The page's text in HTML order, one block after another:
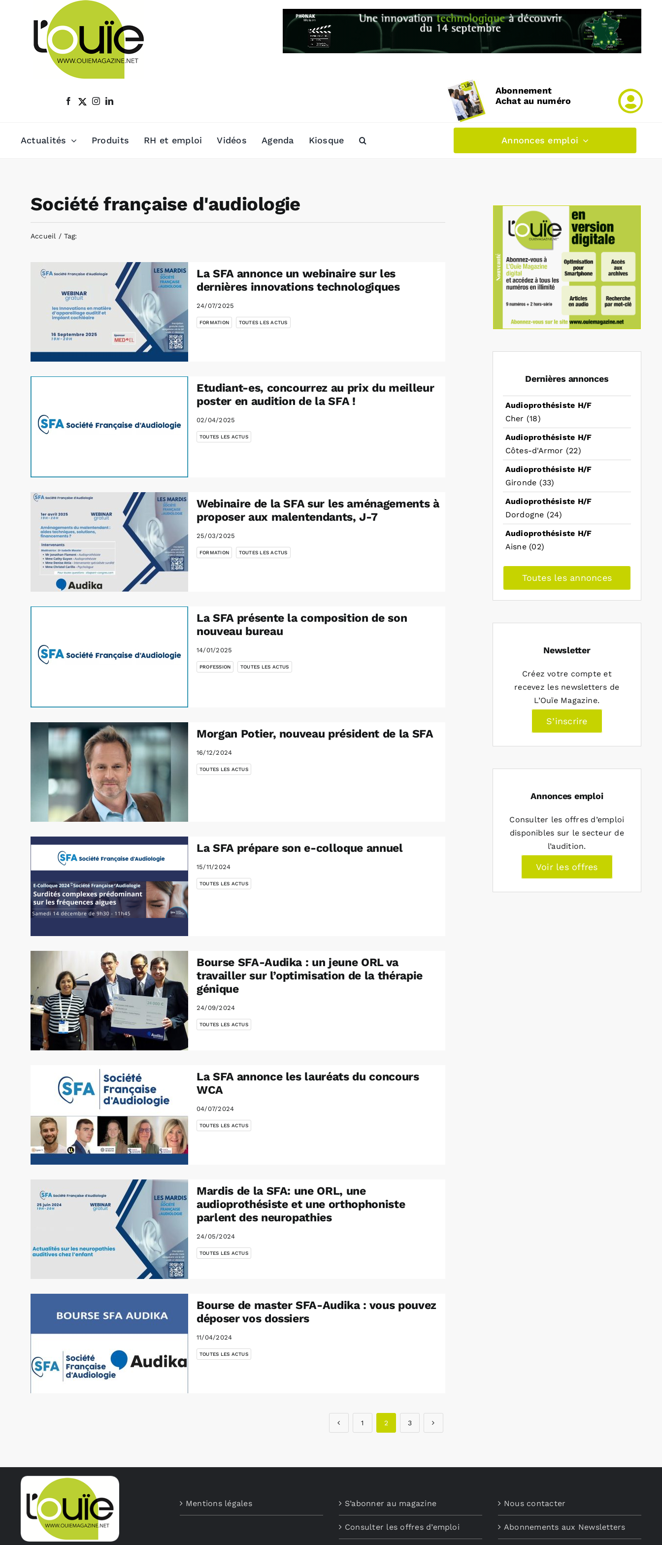
Abonnement
Achat au numéro
Actualités Produits RH et emploi Vidéos Agenda Kiosque Annonces emploi
Société française d'audiologie
Accueil Tag:
La SFA annonce un webinaire sur les
dernières innovations technologiques
24/07/2025
FORMATION
,
TOUTES LES ACTUS
Etudiant-es, concourrez au prix du meilleur
poster en audition de la SFA !
02/04/2025
TOUTES LES ACTUS
Webinaire de la SFA sur les aménagements à
proposer aux malentendants, J-7
25/03/2025
FORMATION
,
TOUTES LES ACTUS
La SFA présente la composition de son
nouveau bureau
14/01/2025
PROFESSION TOUTES LES ACTUS
Morgan Potier, nouveau président de la SFA
16/12/2024
TOUTES LES ACTUS
La SFA prépare son e-colloque annuel
15/11/2024
TOUTES LES ACTUS
Bourse SFA-Audika : un jeune ORL va
travailler sur l’optimisation de la thérapie
génique
24/09/2024
TOUTES LES ACTUS
La SFA annonce les lauréats du concours
WCA
04/07/2024
TOUTES LES ACTUS
Mardis de la SFA: une ORL, une
audioprothésiste et une orthophoniste
parlent des neuropathies
24/05/2024
TOUTES LES ACTUS
Bourse de master SFA-Audika : vous pouvez
déposer vos dossiers
11/04/2024
TOUTES LES ACTUS
1 2 3
Dernières annonces
Audioprothésiste H/F
Cher (18)
Audioprothésiste H/F
Côtes-d'Armor (22)
Audioprothésiste H/F
Gironde (33)
Audioprothésiste H/F
Dordogne (24)
Audioprothésiste H/F
Aisne (02)
Toutes les annonces
Newsletter
Créez votre compte et
recevez les newsletters de
L’Ouïe Magazine.
S’inscrire
Annonces emploi
Consulter les offres d’emploi
disponibles sur le secteur de
l’audition.
Voir les offres
Mentions légales S’abonner au magazine
Consulter les offres d’emploi
Nous contacter
Abonnements aux Newsletters